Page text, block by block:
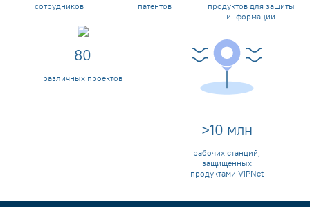
сотрудников патентов
продуктов для защиты
информации
80
различных проектов
>10 млн
рабочих станций,
защищенных
продуктами ViPNet